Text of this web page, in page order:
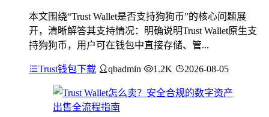
本文围绕“Trust Wallet是否支持狗狗币”的核心问题展
开，清晰解答其支持情况：明确说明Trust Wallet原生支
持狗狗币，用户可在钱包中直接存储、管...
Trust钱包下载 qbadmin 1.2K 2026-08-05